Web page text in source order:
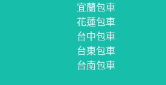
宜蘭包車
花蓮包車
台中包車
台東包車
台南包車